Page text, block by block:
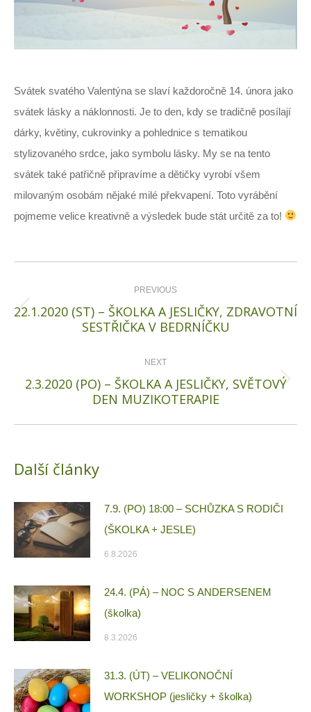
Svátek svatého Valentýna se slaví každoročně 14. února jako
svátek lásky a náklonnosti. Je to den, kdy se tradičně posílají
dárky, květiny, cukrovinky a pohlednice s tematikou
stylizovaného srdce, jako symbolu lásky. My se na tento
svátek také patřičně připravíme a dětičky vyrobí všem
milovaným osobám nějaké milé překvapení. Toto vyrábění
pojmeme velice kreativně a výsledek bude stát určitě za to!
Post
navigation PREVIOUS
Previous
22.1.2020 (ST) – ŠKOLKA A JESLIČKY, ZDRAVOTNÍ
SESTŘIČKA V BEDRNÍČKU
NEXT
Next
2.3.2020 (PO) – ŠKOLKA A JESLIČKY, SVĚTOVÝ
DEN MUZIKOTERAPIE
Další články
7.9. (PO) 18:00 – SCHŮZKA S RODIČI
(ŠKOLKA + JESLE)
6.8.2026
24.4. (PÁ) – NOC S ANDERSENEM
(školka)
8.3.2026
31.3. (ÚT) – VELIKONOČNÍ
WORKSHOP (jesličky + školka)